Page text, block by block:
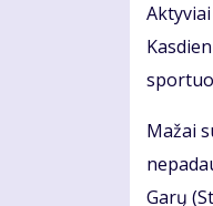
Mažai
Garų